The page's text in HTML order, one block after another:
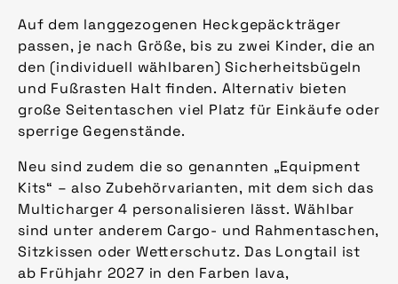
Auf dem langgezogenen Heckgepäckträger
passen, je nach Größe, bis zu zwei Kinder, die an
den (individuell wählbaren) Sicherheitsbügeln
und Fußrasten Halt finden. Alternativ bieten
große Seitentaschen viel Platz für Einkäufe oder
sperrige Gegenstände.
Neu sind zudem die so genannten „Equipment
Kits“ – also Zubehörvarianten, mit dem sich das
Multicharger 4 personalisieren lässt. Wählbar
sind unter anderem Cargo- und Rahmentaschen,
Sitzkissen oder Wetterschutz. Das Longtail ist
ab Frühjahr 2027 in den Farben lava,